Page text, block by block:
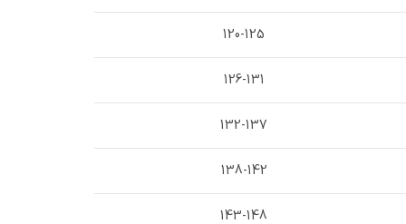
120-125
126-131
132-137
138-142
143-148